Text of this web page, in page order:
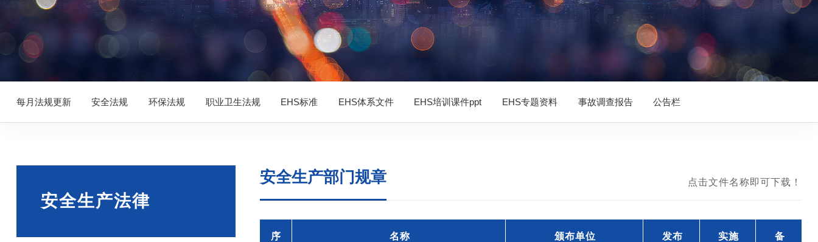
每月法规更新 安全法规 环保法规 职业卫生法规 EHS标准 EHS体系文件 EHS培训课件ppt EHS专题资料 事故调查报告 公告栏
安全生产法律
安全生产部门规章 点击文件名称即可下载！
序
名称 颁布单位
发布
实施
备